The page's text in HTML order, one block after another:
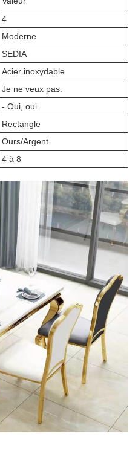
4
Moderne
SEDIA
Acier inoxydable
Je ne veux pas.
- Oui, oui.
Rectangle
Ours/Argent
4 à 8